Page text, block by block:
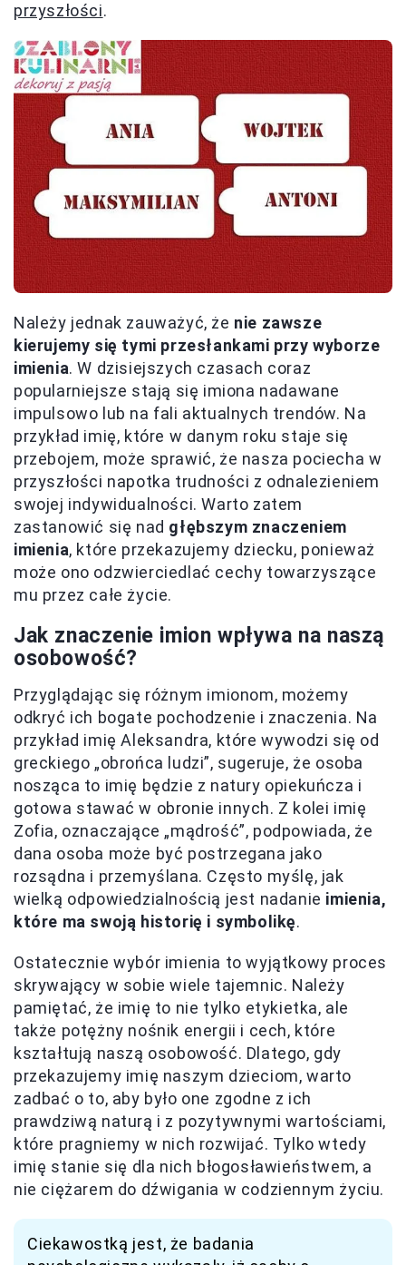
przyszłości.
Należy jednak zauważyć, że nie zawsze
kierujemy się tymi przesłankami przy wyborze
imienia. W dzisiejszych czasach coraz
popularniejsze stają się imiona nadawane
impulsowo lub na fali aktualnych trendów. Na
przykład imię, które w danym roku staje się
przebojem, może sprawić, że nasza pociecha w
przyszłości napotka trudności z odnalezieniem
swojej indywidualności. Warto zatem
zastanowić się nad głębszym znaczeniem
imienia, które przekazujemy dziecku, ponieważ
może ono odzwierciedlać cechy towarzyszące
mu przez całe życie.
Jak znaczenie imion wpływa na naszą
osobowość?
Przyglądając się różnym imionom, możemy
odkryć ich bogate pochodzenie i znaczenia. Na
przykład imię Aleksandra, które wywodzi się od
greckiego „obrońca ludzi”, sugeruje, że osoba
nosząca to imię będzie z natury opiekuńcza i
gotowa stawać w obronie innych. Z kolei imię
Zofia, oznaczające „mądrość”, podpowiada, że
dana osoba może być postrzegana jako
rozsądna i przemyślana. Często myślę, jak
wielką odpowiedzialnością jest nadanie imienia,
które ma swoją historię i symbolikę.
Ostatecznie wybór imienia to wyjątkowy proces
skrywający w sobie wiele tajemnic. Należy
pamiętać, że imię to nie tylko etykietka, ale
także potężny nośnik energii i cech, które
kształtują naszą osobowość. Dlatego, gdy
przekazujemy imię naszym dzieciom, warto
zadbać o to, aby było one zgodne z ich
prawdziwą naturą i z pozytywnymi wartościami,
które pragniemy w nich rozwijać. Tylko wtedy
imię stanie się dla nich błogosławieństwem, a
nie ciężarem do dźwigania w codziennym życiu.
Ciekawostką jest, że badania